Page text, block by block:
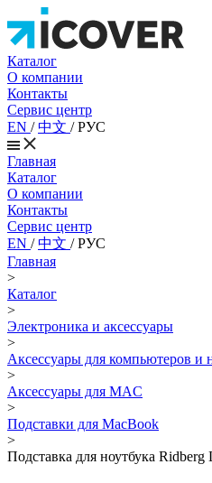
Каталог
О компании
Контакты
Сервис центр
EN /中文 /РУС
Главная
Каталог
О компании
Контакты
Сервис центр
EN /中文 /РУС
Главная
>
Каталог
>
Электроника и аксессуары
>
Аксессуары для компьютеров и
>
Аксессуары для MAC
>
Подставки для MacBook
>
Подставка для ноутбука